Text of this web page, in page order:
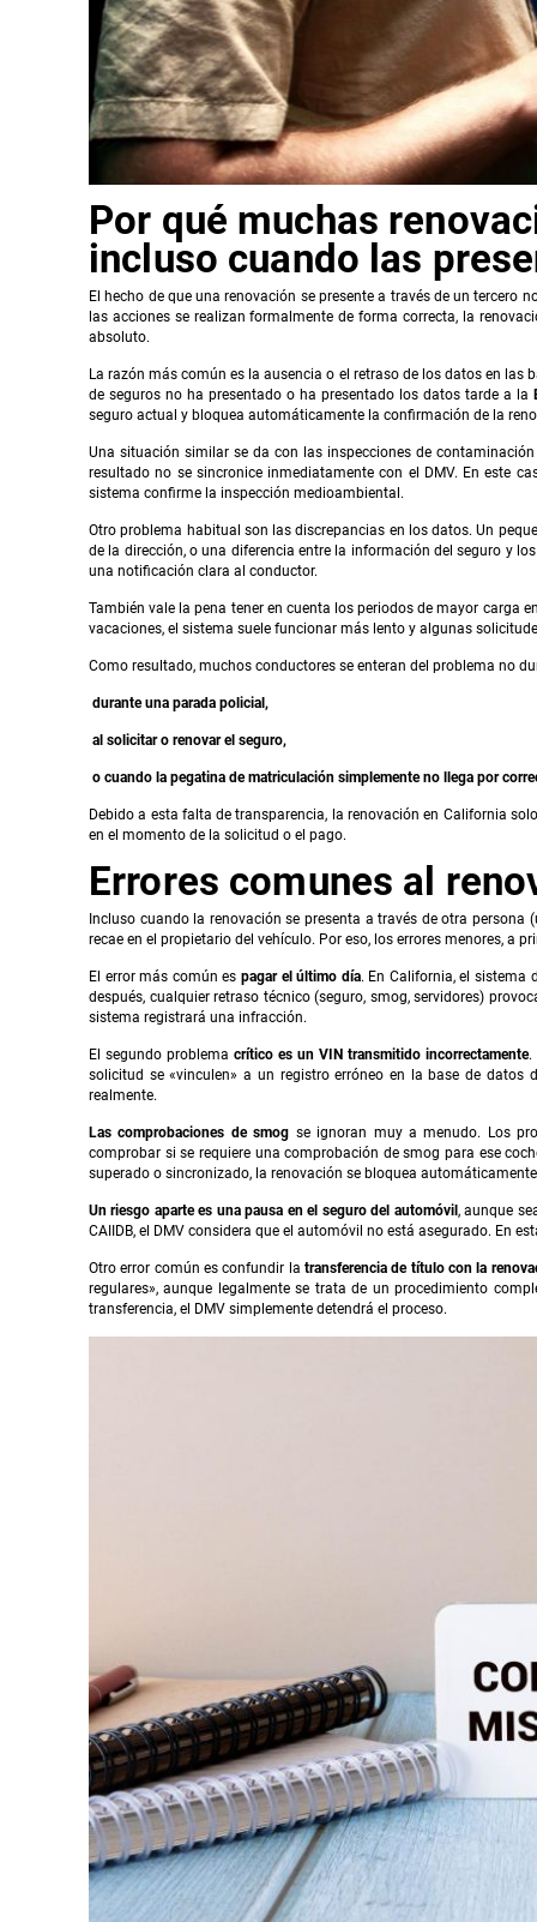
Por qué muchas
incluso cuando las
El hecho de que una renovación se presente a través de un
las acciones se realizan formalmente de forma correcta, la
absoluto.
La razón más común es la ausencia o el retraso de los datos en
de seguros no ha presentado o ha presentado los datos tarde a la
seguro actual y bloquea automáticamente la confirmación de la
Una situación similar se da con las inspecciones de
resultado no se sincronice inmediatamente con el DMV. En este
sistema confirme la inspección medioambiental.
Otro problema habitual son las discrepancias en los datos. Un
de la dirección, o una diferencia entre la información del seguro y
una notificación clara al conductor.
También vale la pena tener en cuenta los periodos de mayor carga
vacaciones, el sistema suele funcionar más lento y algunas
Como resultado, muchos conductores se enteran del problema no
durante una parada policial,
al solicitar o renovar el seguro,
o cuando la pegatina de matriculación simplemente no llega por
Debido a esta falta de transparencia, la renovación en California
en el momento de la solicitud o el pago.
Errores comunes al
Incluso cuando la renovación se presenta a través de otra
recae en el propietario del vehículo. Por eso, los errores menores, a
El error más común es pagar el último día. En California, el sistema
después, cualquier retraso técnico (seguro, smog, servidores)
sistema registrará una infracción.
El segundo problema crítico es un VIN transmitido incorrectamente.
solicitud se «vinculen» a un registro erróneo en la base de datos
realmente.
Las comprobaciones de smog se ignoran muy a menudo. Los
comprobar si se requiere una comprobación de smog para ese
superado o sincronizado, la renovación se bloquea
Un riesgo aparte es una pausa en el seguro del automóvil , aunque
CAIIDB, el DMV considera que el automóvil no está asegurado. En
Otro error común es confundir la transferencia de título con la
regulares», aunque legalmente se trata de un procedimiento
transferencia, el DMV simplemente detendrá el proceso.